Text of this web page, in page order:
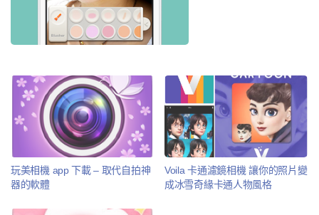
玩美相機 app 下載 – 取代自拍神
器的軟體
Voila 卡通濾鏡相機 讓你的照片變
成冰雪奇緣卡通人物風格